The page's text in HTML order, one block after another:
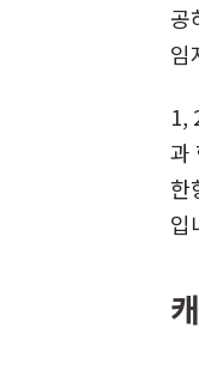
공
임
1,
과
한
입